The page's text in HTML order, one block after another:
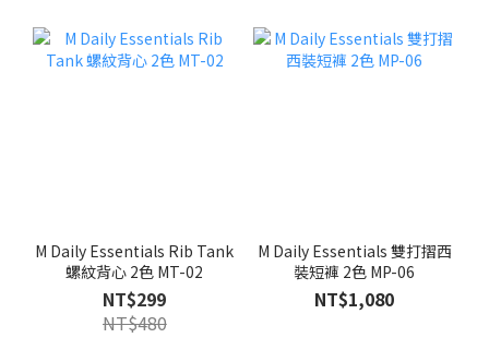
M Daily Essentials Rib Tank
螺紋背心 2色 MT-02
NT$299
NT$480
M Daily Essentials 雙打摺西
裝短褲 2色 MP-06
NT$1,080